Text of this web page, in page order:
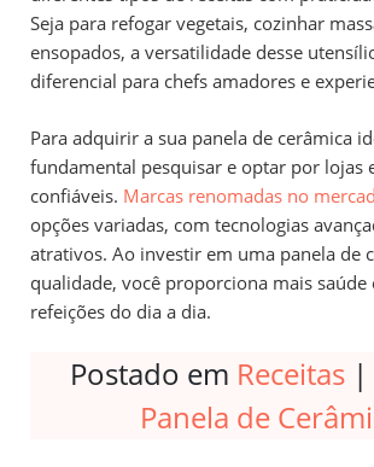
Seja para refogar vegetais, cozinhar
ensopados, a versatilidade desse
diferencial para chefs amadores e
Para adquirir a sua panela de cerâmica
fundamental pesquisar e optar por lojas
confiáveis. Marcas renomadas no
opções variadas, com tecnologias
atrativos. Ao investir em uma panela de
qualidade, você proporciona mais saúde
refeições do dia a dia.
Postado em Receitas|
Panela de